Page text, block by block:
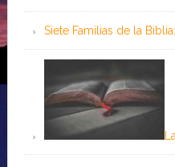
Siete Familias de la